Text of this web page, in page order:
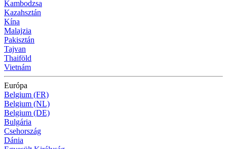
Kambodzsa
Kazahsztán
Kína
Malajzia
Pakisztán
Tajvan
Thaiföld
Vietnám
Európa
Belgium (FR)
Belgium (NL)
Belgium (DE)
Bulgária
Csehország
Dánia